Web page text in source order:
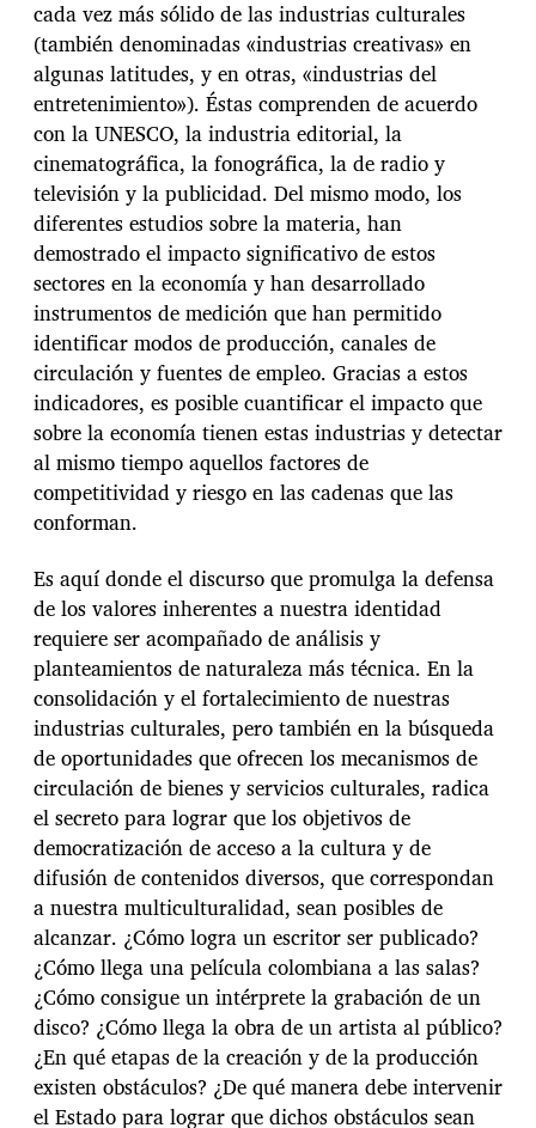
cada vez más sólido de las industrias culturales
(también denominadas «industrias creativas» en
algunas latitudes, y en otras, «industrias del
entretenimiento»). Éstas comprenden de acuerdo
con la UNESCO, la industria editorial, la
cinematográfica, la fonográfica, la de radio y
televisión y la publicidad. Del mismo modo, los
diferentes estudios sobre la materia, han
demostrado el impacto significativo de estos
sectores en la economía y han desarrollado
instrumentos de medición que han permitido
identificar modos de producción, canales de
circulación y fuentes de empleo. Gracias a estos
indicadores, es posible cuantificar el impacto que
sobre la economía tienen estas industrias y detectar
al mismo tiempo aquellos factores de
competitividad y riesgo en las cadenas que las
conforman.
Es aquí donde el discurso que promulga la defensa
de los valores inherentes a nuestra identidad
requiere ser acompañado de análisis y
planteamientos de naturaleza más técnica. En la
consolidación y el fortalecimiento de nuestras
industrias culturales, pero también en la búsqueda
de oportunidades que ofrecen los mecanismos de
circulación de bienes y servicios culturales, radica
el secreto para lograr que los objetivos de
democratización de acceso a la cultura y de
difusión de contenidos diversos, que correspondan
a nuestra multiculturalidad, sean posibles de
alcanzar. ¿Cómo logra un escritor ser publicado?
¿Cómo llega una película colombiana a las salas?
¿Cómo consigue un intérprete la grabación de un
disco? ¿Cómo llega la obra de un artista al público?
¿En qué etapas de la creación y de la producción
existen obstáculos? ¿De qué manera debe intervenir
el Estado para lograr que dichos obstáculos sean